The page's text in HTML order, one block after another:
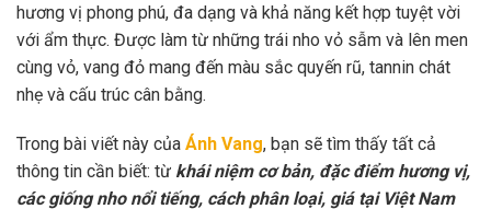
hương vị phong phú, đa dạng và khả năng kết hợp tuyệt vời
với ẩm thực. Được làm từ những trái nho vỏ sẫm và lên men
cùng vỏ, vang đỏ mang đến màu sắc quyến rũ, tannin chát
nhẹ và cấu trúc cân bằng.
Trong bài viết này của Ánh Vang, bạn sẽ tìm thấy tất cả
thông tin cần biết: từ khái niệm cơ bản, đặc điểm hương vị,
các giống nho nổi tiếng, cách phân loại, giá tại Việt Nam